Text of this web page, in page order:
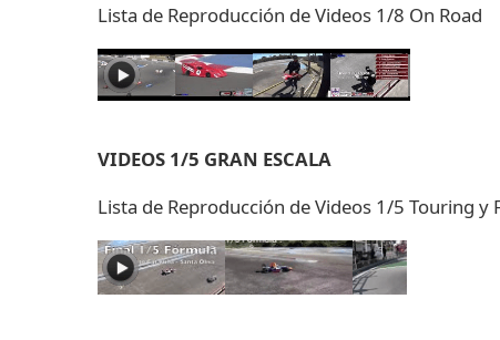
Lista de Reproducción de Videos 1/8 On Road
VIDEOS 1/5 GRAN ESCALA
Lista de Reproducción de Videos 1/5 Touring y